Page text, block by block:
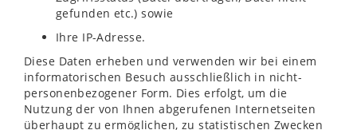
gefunden etc.) sowie
Ihre IP-Adresse.
Diese Daten erheben und verwenden wir bei einem
informatorischen Besuch ausschließlich in nicht-
personenbezogener Form. Dies erfolgt, um die
Nutzung der von Ihnen abgerufenen Internetseiten
überhaupt zu ermöglichen, zu statistischen Zwecken